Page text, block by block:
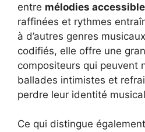
entre mélodies
raffinées et rythmes
à d’autres genres
codifiés, elle offre une
compositeurs qui peuvent
ballades intimistes et
perdre leur identité
Ce qui distingue